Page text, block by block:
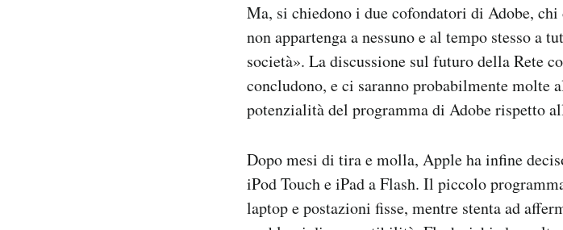
Ma, si chiedono i due cofondatori di Adobe,
non appartenga a nessuno e al tempo stesso a
società». La discussione sul futuro della Rete
concludono, e ci saranno probabilmente molte
potenzialità del programma di Adobe rispetto
Dopo mesi di tira e molla, Apple ha infine
iPod Touch e iPad a Flash. Il piccolo
laptop e postazioni fisse, mentre stenta ad